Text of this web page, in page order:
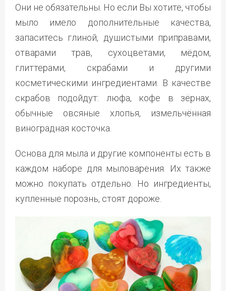
Они не обязательны. Но если Вы хотите, чтобы
мыло имело дополнительные качества,
запаситесь глиной, душистыми приправами,
отварами трав, сухоцветами, мёдом,
глиттерами, скрабами и другими
косметическими ингредиентами. В качестве
скрабов подойдут: люфа, кофе в зёрнах,
обычные овсяные хлопья, измельчённая
виноградная косточка.
Основа для мыла и другие компоненты есть в
каждом наборе для мыловарения. Их также
можно покупать отдельно. Но ингредиенты,
купленные порознь, стоят дороже.